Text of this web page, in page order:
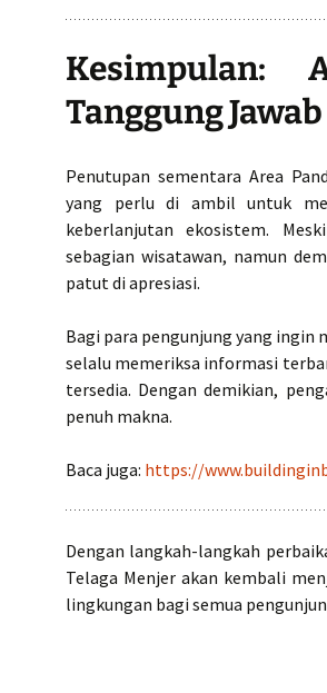
Kesimpulan:
Tanggung Jawab
Penutupan sementara Area
yang perlu di ambil untuk
keberlanjutan ekosistem.
sebagian wisatawan, namun
patut di apresiasi.
Bagi para pengunjung yang ingin
selalu memeriksa informasi
tersedia. Dengan demikian,
penuh makna.
Baca juga: https://
Dengan langkah-langkah
Telaga Menjer akan kembali
lingkungan bagi semua